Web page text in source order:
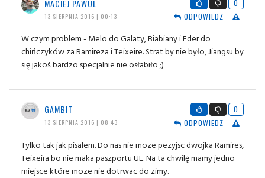
MACIEJ PAWUL
13 SIERPNIA 2016 | 00:13
0
ODPOWIEDZ
W czym problem - Melo do Galaty, Biabiany i Eder do
chińczyków za Ramireza i Teixeire. Strat by nie było, Jiangsu by
się jakoś bardzo specjalnie nie osłabiło ;)
GAMBIT
13 SIERPNIA 2016 | 08:43
0
ODPOWIEDZ
Tylko tak jak pisalem. Do nas nie moze pezyjsc dwojka Ramires,
Teixeira bo nie maka paszportu UE. Na ta chwilę mamy jedno
miejsce które moze nie dotrwac do zimy.